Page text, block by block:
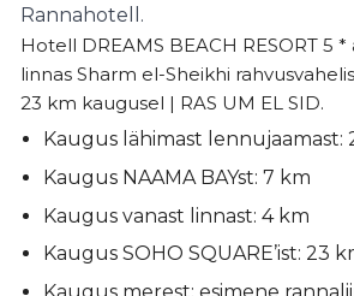
Rannahotell.
Hotell DREAMS BEACH RESORT 5
linnas Sharm el-Sheikhi
23 km kaugusel | RAS UM EL SID.
Kaugus lähimast lennujaamast:
Kaugus NAAMA BAYst: 7 km
Kaugus vanast linnast: 4 km
Kaugus SOHO SQUARE’ist: 23